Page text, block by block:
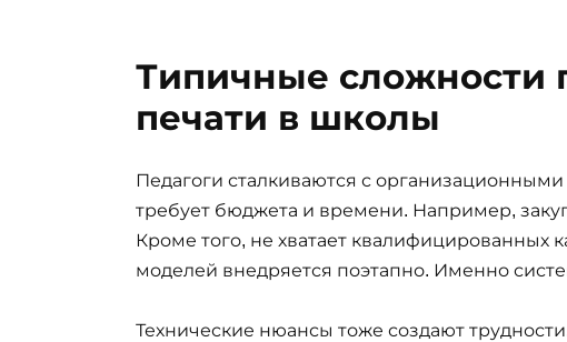
Типичные сложности
печати в школы
Педагоги сталкиваются с
требует бюджета и времени. Например,
Кроме того, не хватает квалифицированных
моделей внедряется поэтапно. Именно
Технические нюансы тоже создают